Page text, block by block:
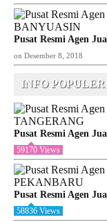
Pusat Resmi Agen
on Desember 8, 2018
INFO POPULER
Pusat Resmi Agen
59170 Views
Pusat Resmi Agen
58836 Views